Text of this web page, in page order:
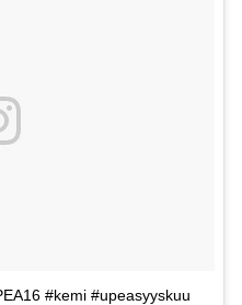
#kemi #upeasyyskuu